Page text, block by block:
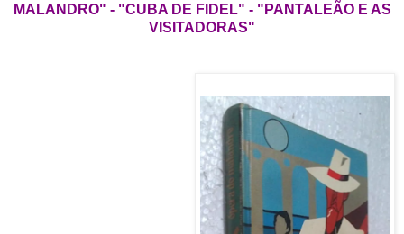
MALANDRO" - "CUBA DE FIDEL" - "PANTALEÃO E AS
VISITADORAS"